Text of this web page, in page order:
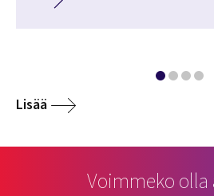
Lisää
Voimmeko olla